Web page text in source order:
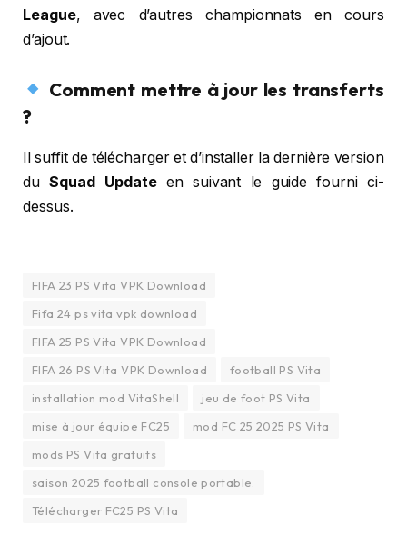
League, avec d’autres championnats en cours
d’ajout.
Comment mettre à jour les transferts
?
Il suffit de télécharger et d’installer la dernière version
duSquad Updateen suivant le guide fourni ci-
dessus.
FIFA 23 PS Vita VPK Download
Fifa 24 ps vita vpk download
FIFA 25 PS Vita VPK Download
FIFA 26 PS Vita VPK Download
football PS Vita
installation mod VitaShell
jeu de foot PS Vita
mise à jour équipe FC25
mod FC 25 2025 PS Vita
mods PS Vita gratuits
saison 2025 football console portable.
Télécharger FC25 PS Vita